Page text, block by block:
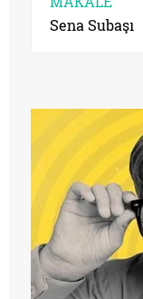
Sena Subaşı